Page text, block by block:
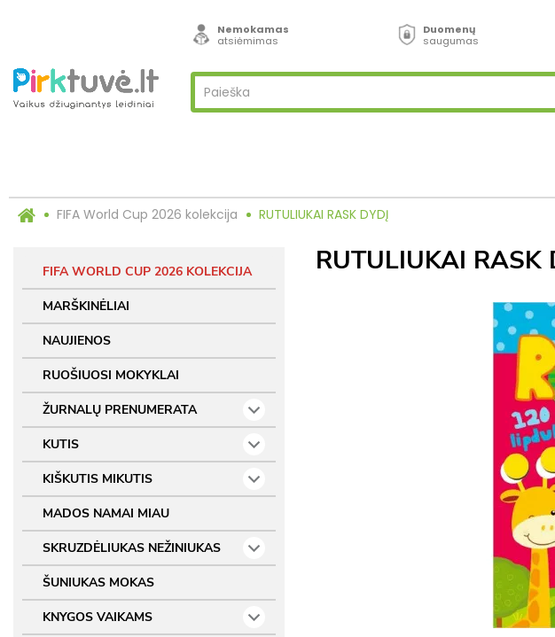
Nemokamas
atsiėmimas
Duomenų
saugumas
FIFA World Cup 2026 kolekcija RUTULIUKAI RASK DYDĮ
FIFA WORLD CUP 2026 KOLEKCIJA
MARŠKINĖLIAI
NAUJIENOS
RUOŠIUOSI MOKYKLAI
ŽURNALŲ PRENUMERATA
KUTIS
KIŠKUTIS MIKUTIS
MADOS NAMAI MIAU
SKRUZDĖLIUKAS NEŽINIUKAS
ŠUNIUKAS MOKAS
KNYGOS VAIKAMS
RUTULIUKAI RASK